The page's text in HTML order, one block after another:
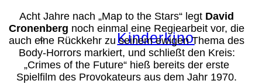
Kinderkino
Acht Jahre nach „Map to the Stars“ legt David
Cronenberg noch einmal eine Regiearbeit vor, die
auch eine Rückkehr zu seinem ewigen Thema des
Body-Horrors markiert, und schließt den Kreis:
„Crimes of the Future“ hieß bereits der erste
Spielfilm des Provokateurs aus dem Jahr 1970.